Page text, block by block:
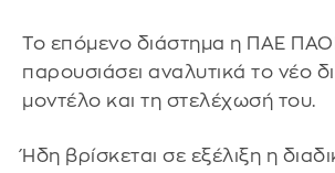
Το επόμενο διάστημα η ΠΑΕ
παρουσιάσει αναλυτικά το νέο
μοντέλο και τη στελέχωσή του.
Ήδη βρίσκεται σε εξέλιξη η